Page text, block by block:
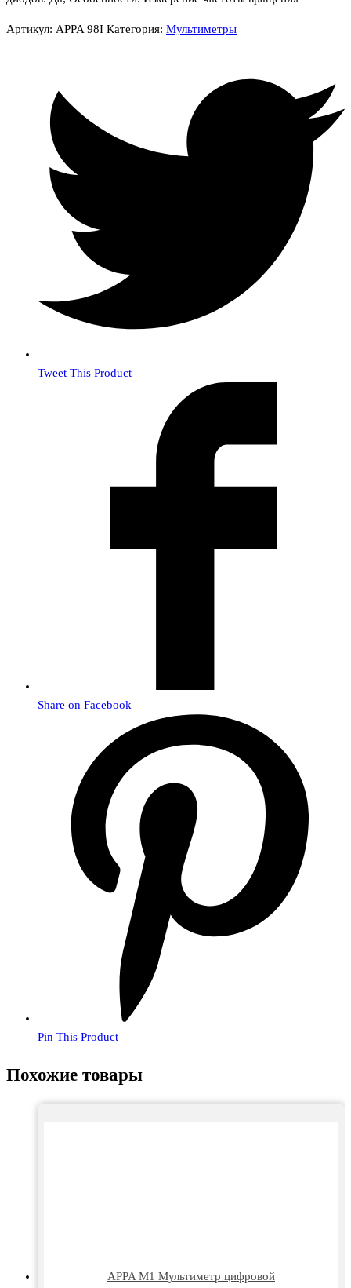
Артикул: APPA 98I Категория: Мультиметры
Tweet This Product
Share on Facebook
Pin This Product
Похожие товары
APPA M1 Мультиметр цифровой